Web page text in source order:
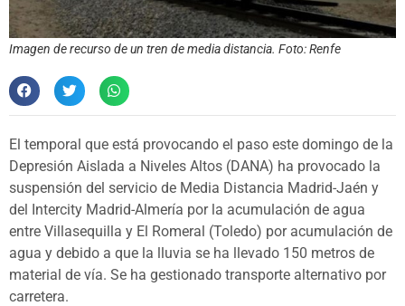
Imagen de recurso de un tren de media distancia. Foto: Renfe
El temporal que está provocando el paso este domingo de la
Depresión Aislada a Niveles Altos (DANA) ha provocado la
suspensión del servicio de Media Distancia Madrid-Jaén y
del Intercity Madrid-Almería por la acumulación de agua
entre Villasequilla y El Romeral (Toledo) por acumulación de
agua y debido a que la lluvia se ha llevado 150 metros de
material de vía. Se ha gestionado transporte alternativo por
carretera.